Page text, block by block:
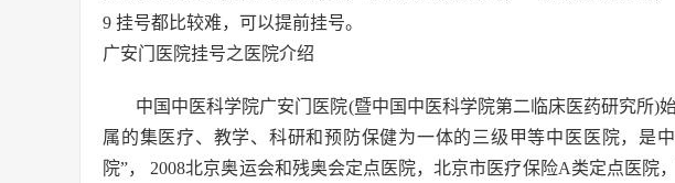
9 挂号都比较难，可以提前挂号。
广安门医院挂号之医院介绍
中国中医科学院广安门医院(暨中国中医科学院第二临床医药研究所)
属的集医疗、教学、科研和预防保健为一体的三级甲等中医医院，是
院”， 2008北京奥运会和残奥会定点医院，北京市医疗保险A类定点医院